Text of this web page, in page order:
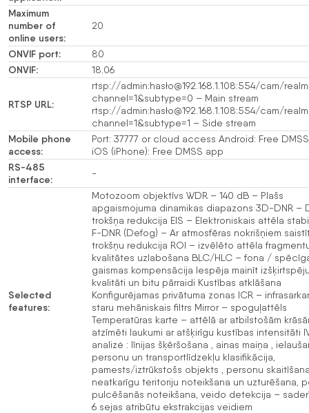
Maximum
number of
online users:
20
ONVIF port: 80
ONVIF: 18.06
RTSP URL:
rtsp://admin:hasło@192.168.1.108:554/cam/
channel=1&subtype=0 – Main stream
rtsp://admin:hasło@192.168.1.108:554/cam/
channel=1&subtype=1 – Side stream
Mobile phone
access:
Port: 37777 or cloud access Android: Free
iOS (iPhone): Free DMSS app
RS-485
interface:
-
Selected
features:
Motozoom objektīvs WDR – 140 dB – Plašs
apgaismojuma dinamikas diapazons 3D-DNR –
trokšņa redukcija EIS – Elektroniskais attēla
F-DNR (Defog) – Ar atmosfēras nokrišņiem
trokšņu redukcija ROI – izvēlēto attēla
kvalitātes uzlabošana BLC/HLC – fona /
gaismas kompensācija Iespēja mainīt
kvalitāti un bitu pārraidi Kustības atklāšana
Konfigurējamas privātuma zonas ICR –
staru mehāniskais filtrs Mirror – spoguļattēls
Temperatūras karte – attēlā ar atbilstošām
atzīmēti laukumi ar atšķirīgu kustības intensitāti
analizė : līnijas šķēršošana , ainas maiņa ,
personu un transportlīdzekļu klasifikācija,
pamests/iztrūkstošs objekts , personu
neatkarīgu teritoriju noteikšana un uzturēšana,
pulcēšanās noteikšana, veido detekcija –
6 sejas atribūtu ekstrakcijas veidiem